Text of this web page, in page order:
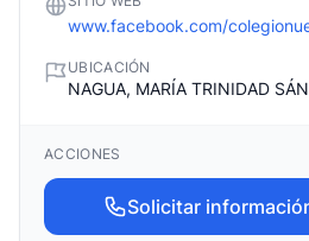
www.facebook.com/
UBICACIÓN
NAGUA, MARÍA TRINIDAD
ACCIONES
Solicitar